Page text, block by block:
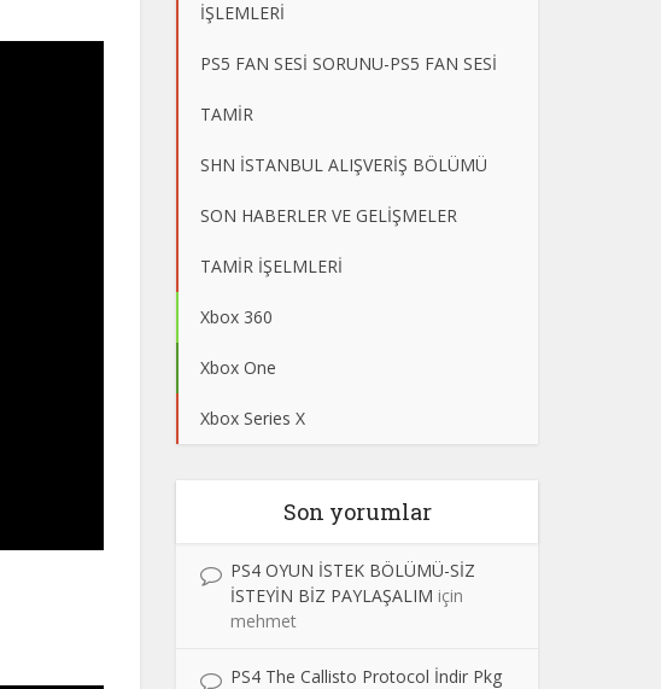
İŞLEMLERİ
PS5 FAN SESİ SORUNU-PS5 FAN SESİ
TAMİR
SHN İSTANBUL ALIŞVERİŞ BÖLÜMÜ
SON HABERLER VE GELİŞMELER
TAMİR İŞELMLERİ
Xbox 360
Xbox One
Xbox Series X
Son yorumlar
PS4 OYUN İSTEK BÖLÜMÜ-SİZ
İSTEYİN BİZ PAYLAŞALIM için
mehmet
PS4 The Callisto Protocol İndir Pkg